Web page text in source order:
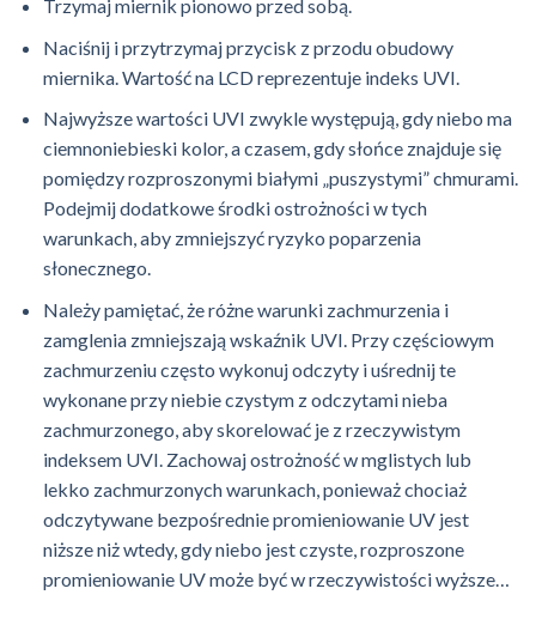
Trzymaj miernik pionowo przed sobą.
Naciśnij i przytrzymaj przycisk z przodu obudowy
miernika. Wartość na LCD reprezentuje indeks UVI.
Najwyższe wartości UVI zwykle występują, gdy niebo ma
ciemnoniebieski kolor, a czasem, gdy słońce znajduje się
pomiędzy rozproszonymi białymi „puszystymi” chmurami.
Podejmij dodatkowe środki ostrożności w tych
warunkach, aby zmniejszyć ryzyko poparzenia
słonecznego.
Należy pamiętać, że różne warunki zachmurzenia i
zamglenia zmniejszają wskaźnik UVI. Przy częściowym
zachmurzeniu często wykonuj odczyty i uśrednij te
wykonane przy niebie czystym z odczytami nieba
zachmurzonego, aby skorelować je z rzeczywistym
indeksem UVI. Zachowaj ostrożność w mglistych lub
lekko zachmurzonych warunkach, ponieważ chociaż
odczytywane bezpośrednie promieniowanie UV jest
niższe niż wtedy, gdy niebo jest czyste, rozproszone
promieniowanie UV może być w rzeczywistości wyższe…